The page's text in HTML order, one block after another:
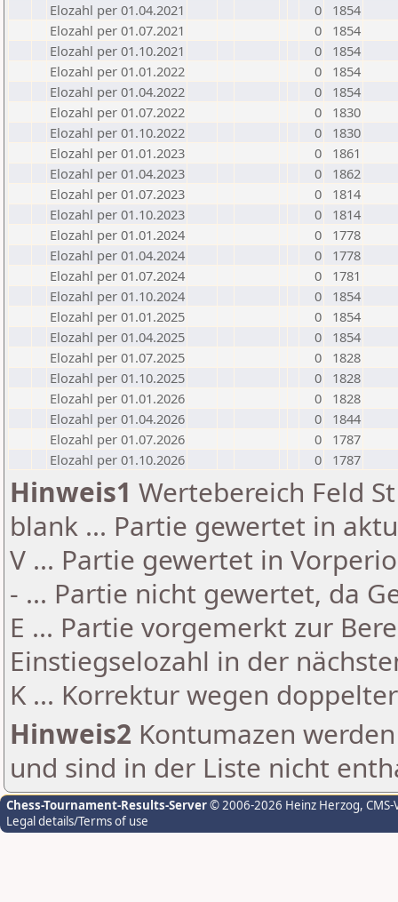
Elozahl per 01.04.2021
0
1854
Elozahl per 01.07.2021
0
1854
Elozahl per 01.10.2021
0
1854
Elozahl per 01.01.2022
0
1854
Elozahl per 01.04.2022
0
1854
Elozahl per 01.07.2022
0
1830
Elozahl per 01.10.2022
0
1830
Elozahl per 01.01.2023
0
1861
Elozahl per 01.04.2023
0
1862
Elozahl per 01.07.2023
0
1814
Elozahl per 01.10.2023
0
1814
Elozahl per 01.01.2024
0
1778
Elozahl per 01.04.2024
0
1778
Elozahl per 01.07.2024
0
1781
Elozahl per 01.10.2024
0
1854
Elozahl per 01.01.2025
0
1854
Elozahl per 01.04.2025
0
1854
Elozahl per 01.07.2025
0
1828
Elozahl per 01.10.2025
0
1828
Elozahl per 01.01.2026
0
1828
Elozahl per 01.04.2026
0
1844
Elozahl per 01.07.2026
0
1787
Elozahl per 01.10.2026
0 1787
Hinweis1 Wertebereich Feld
blank ... Partie gewertet in
V ... Partie gewertet in
- ... Partie nicht gewertet, da
E ... Partie vorgemerkt zur
Einstiegselozahl in der
K ... Korrektur wegen
Hinweis2 Kontumazen
und sind in der Liste nicht
Chess-Tournament-Results-Server© 2006-2026 Heinz Herzog,
Legal details/Terms of use